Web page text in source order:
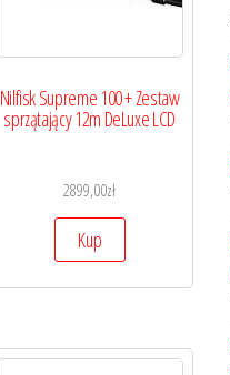
Nilfisk Supreme 100 + Zestaw
sprzątający 12m DeLuxe LCD
2899,00zł
Kup